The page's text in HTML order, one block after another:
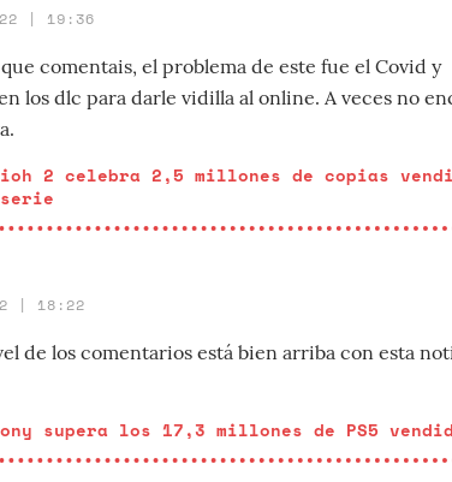
| 19:36
comentais, el problema de este fue el Covid y
los dlc para darle vidilla al online. A veces no
2 celebra 2,5 millones de copias
| 18:22
de los comentarios está bien arriba con esta
supera los 17,3 millones de PS5